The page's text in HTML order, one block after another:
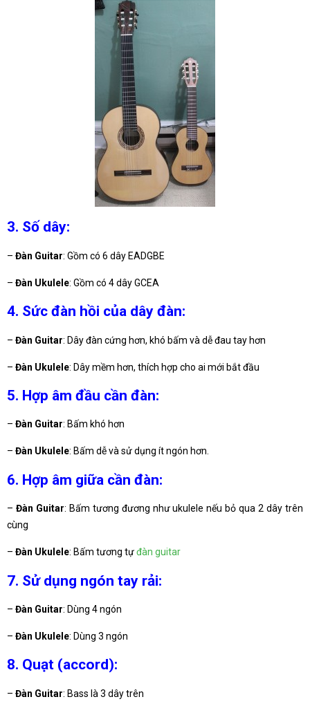
3. Số dây:
– Đàn Guitar: Gồm có 6 dây EADGBE
– Đàn Ukulele: Gồm có 4 dây GCEA
4. Sức đàn hồi của dây đàn:
– Đàn Guitar: Dây đàn cứng hơn, khó bấm và dễ đau tay hơn
– Đàn Ukulele: Dây mềm hơn, thích hợp cho ai mới bắt đầu
5. Hợp âm đầu cần đàn:
– Đàn Guitar: Bấm khó hơn
– Đàn Ukulele: Bấm dễ và sử dụng ít ngón hơn.
6. Hợp âm giữa cần đàn:
– Đàn Guitar: Bấm tương đương như ukulele nếu bỏ qua 2 dây trên
cùng
– Đàn Ukulele: Bấm tương tựđàn guitar
7. Sử dụng ngón tay rải:
– Đàn Guitar: Dùng 4 ngón
– Đàn Ukulele: Dùng 3 ngón
8. Quạt (accord):
– Đàn Guitar: Bass là 3 dây trên